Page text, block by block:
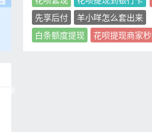
先享后付
羊小咩怎么套出来
白条额度提现
花呗提现商家